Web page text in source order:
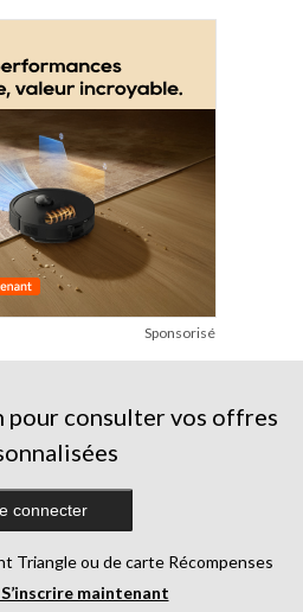
Sponsorisé
pour consulter vos offres
connecter
Triangle ou de carte Récompenses
S’inscrire maintenant